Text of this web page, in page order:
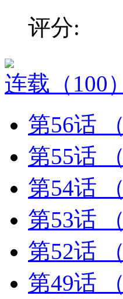
评分:
连载 （100）
第56话
第55话
第54话
第53话
第52话
第49话